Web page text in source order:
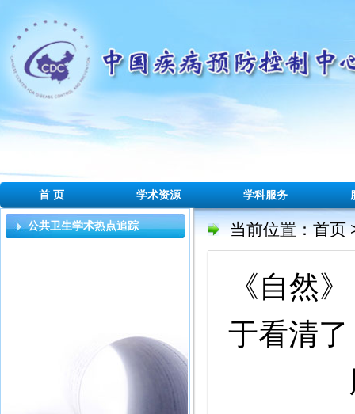
首 页 学术资源 学科服务
公共卫生学术热点追踪 当前位置：首页
《自然
于看清